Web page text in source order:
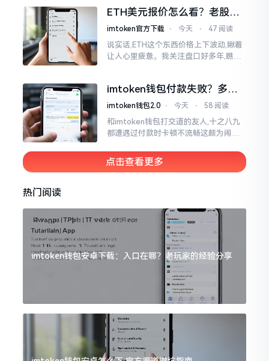
ETH美元报价怎么看？老股民
手把手教你盯盘
imtoken官方下载 ⋅ 今天 ⋅ 47 阅读
说实话,ETH这个东西价格上下波动,瞅着
让人心里疲惫。我关注盘口好多年,瞧见
判断。
imtoken钱包付款失败？多半
是这几个原因闹的
imtoken钱包2.0 ⋅ 今天 ⋅ 58 阅读
和imtoken钱包打交道的友人,十之八九
都遭遇过付款时卡顿不流畅这颇为闹心
直接弹出红色字体显示报错,情形令人焦
急得连连跺脚。实际上讲
点击查看更多
热门阅读
imtoken钱包安卓下载：入口在哪？老玩家的经验分享